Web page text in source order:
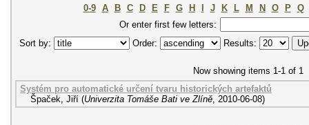
0-9 A B C D E F G H J K L M N O P
Q
Or enter first few letters:
Sort by:
Order: Results:
Now showing items 1-1 of 1
Systém pro automatické určení tvaru historických artefaktů
Špaček, Jiří (Univerzita Tomáše Bati ve Zlíně, 2010-06-08)